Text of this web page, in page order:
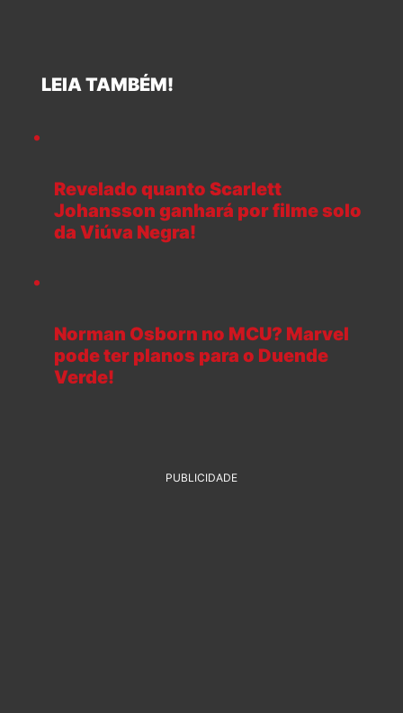
LEIA TAMBÉM!
Revelado quanto Scarlett
Johansson ganhará por filme solo
da Viúva Negra!
Norman Osborn no MCU? Marvel
pode ter planos para o Duende
Verde!
PUBLICIDADE